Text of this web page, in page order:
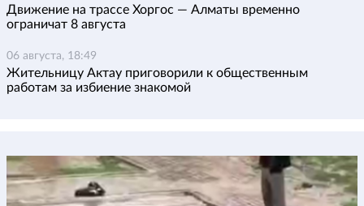
Движение на трассе Хоргос — Алматы временно
ограничат 8 августа
06 августа, 18:49
Жительницу Актау приговорили к общественным
работам за избиение знакомой